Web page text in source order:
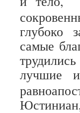
глубоко
самые
лучшие и